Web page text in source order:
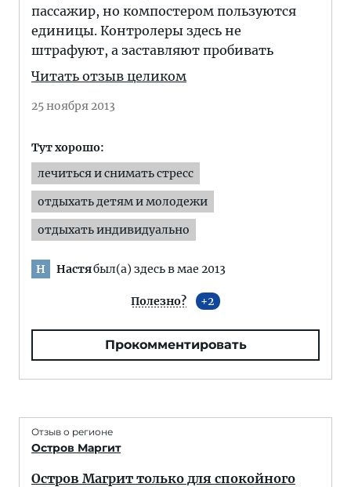
пассажир, но компостером пользуются
единицы. Контролеры здесь не
штрафуют, а заставляют пробивать
Читать отзыв целиком
25 ноября 2013
Тут хорошо:
лечиться и снимать стресс
отдыхать детям и молодежи
отдыхать индивидуально
Н Настябыл(а) здесь в мае 2013
Полезно? 2
Прокомментировать
Отзыв о регионе
Остров Маргит
Остров Магрит только для спокойного